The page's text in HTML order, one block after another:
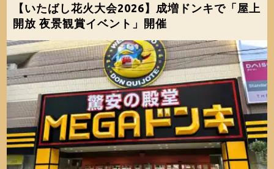
【いたばし花火大会2026】成増ドンキで「屋上
開放 夜景観賞イベント」開催